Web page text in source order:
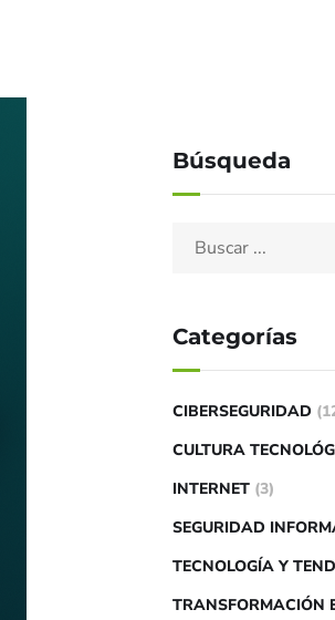
Búsqueda
Categorías
CIBERSEGURIDAD
CULTURA
INTERNET (3)
SEGURIDAD
TECNOLOGÍA Y
TRANSFORMACIÓN